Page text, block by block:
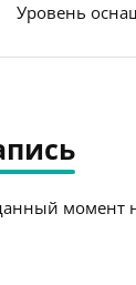
Уровень
момент